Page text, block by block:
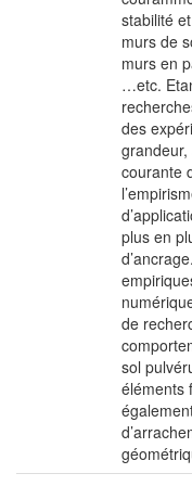
stabilité
murs de
murs en
…etc.
des
grandeur,
courante
plus en
de
sol
éléments